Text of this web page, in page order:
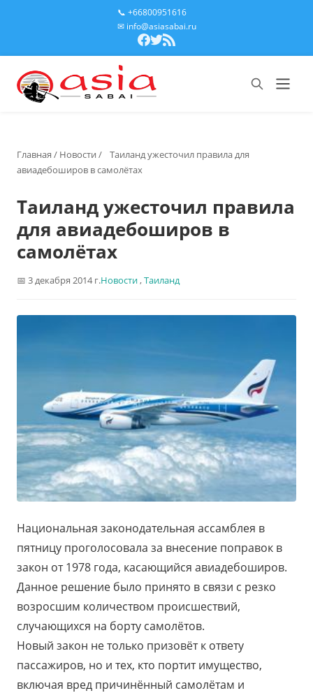
📞 +66800951616
✉ info@asiasabai.ru
Главная / Новости /
Таиланд ужесточил правила для
авиадебоширов в самолётах
Таиланд ужесточил правила
для авиадебоширов в
самолётах
3 декабря 2014 г.Новости,Таиланд
Национальная законодательная ассамблея в
пятницу проголосовала за внесение поправок в
закон от 1978 года, касающийся авиадебоширов.
Данное решение было принято в связи с резко
возросшим количеством происшествий,
случающихся на борту самолётов.
Новый закон не только призовёт к ответу
пассажиров, но и тех, кто портит имущество,
включая вред причинённый самолётам и